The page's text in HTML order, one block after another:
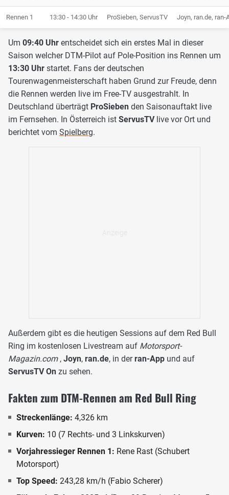
Rennen 1 13:30 - 14:30 Uhr ProSieben, ServusTV Joyn, ran.de, ran-
Um 09:40 Uhr entscheidet sich ein erstes Mal in dieser
Saison welcher DTM-Pilot auf Pole-Position ins Rennen um
13:30 Uhr startet. Fans der deutschen
Tourenwagenmeisterschaft haben Grund zur Freude, denn
die Rennen werden live im Free-TV ausgestrahlt. In
Deutschland überträgt ProSieben den Saisonauftakt live
im Fernsehen. In Österreich ist ServusTVlive vor Ort und
berichtet vom Spielberg.
Außerdem gibt es die heutigen Sessions auf dem Red Bull
Ring im kostenlosen Livestream auf Motorsport-
Magazin.com , Joyn, ran.de, in derran-App und auf
ServusTV On zu sehen.
Fakten zum DTM-Rennen am Red Bull Ring
Streckenlänge: 4,326 km
Kurven: 10 (7 Rechts- und 3 Linkskurven)
Vorjahressieger Rennen 1: Rene Rast (Schubert
Motorsport)
Top Speed: 243,28 km/h (Fabio Scherer)